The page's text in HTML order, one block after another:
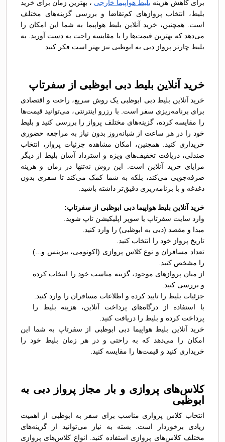
برای کاهش هزینه‌ بلیط هواپیما خارجی ، بهترین زمان برای خرید
بلیط، انتخاب پروازهای کم‌تقاضا و بررسی گزینه‌های مختلف
است. همچنین، خرید آنلاین بلیط هواپیما به شما این امکان را
می‌دهد که بهترین قیمت‌ها را با مقایسه راحت به دست آورید. به
بلیط چارتر پرواز دبی به ابوظبی نیز بهتر است فکر کنید.
خرید آنلاین بلیط دبی ابوظبی از سفرتاپ
خرید آنلاین بلیط دبی ابوظبی یک روش سریع، راحت و اقتصادی
برای برنامه‌ریزی سفر است. با رزرو اینترنتی، می‌توانید قیمت‌ها
را مقایسه کرده، گزینه‌های مختلف پرواز را بررسی کنید و بلیط
خود را در هر ساعت از شبانه‌روز بدون نیاز به مراجعه حضوری
خریداری کنید. همچنین، امکان مشاهده جزئیات پرواز، انتخاب
صندلی، دریافت تخفیف‌های ویژه و استرداد آسان بلیط از دیگر
مزایای خرید آنلاین است. این روش نه‌تنها در زمان و هزینه
صرفه‌جویی می‌کند، بلکه به شما کمک می‌کند تا سفری بدون
دغدغه و با برنامه‌ریزی دقیق‌تر داشته باشید.
خرید آنلاین بلیط هواپیما دبی ابوظبی از سفرتاپ:
وارد سایت سفرتاپ یا سوپر اپلیکیشن تاپ شوید.
مبدا و مقصد (دبی به ابوظبی) را وارد کنید.
تاریخ پرواز خود را انتخاب کنید.
تعداد مسافران و نوع کلاس پروازی (اکونومی، بیزینس و...)
را مشخص کنید.
از میان پروازهای موجود، گزینه مناسب خود را انتخاب کرده
و بررسی کنید.
جزئیات بلیط را تایید کرده و اطلاعات مسافران را وارد کنید.
با استفاده از درگاه‌های پرداخت آنلاین، هزینه بلیط را
پرداخت کرده و بلیط را دریافت کنید.
خرید آنلاین بلیط هواپیما دبی ابوظبی از سفرتاپ به شما این
امکان را می‌دهد که به راحتی و در هر زمان بلیط خود را
خریداری کنید و قیمت‌ها را مقایسه کنید.
کلاس‌های پروازی و بار مجاز پرواز دبی به
ابوظبی
انتخاب کلاس پروازی مناسب برای سفر به ابوظبی از اهمیت
زیادی برخوردار است. بسته به نیاز می‌توانید از گزینه‌های
مختلف کلاس‌های پروازی استفاده کنید. انواع کلاس‌های پروازی